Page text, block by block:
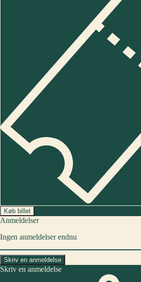
Køb billet
Anmeldelser
Ingen anmeldelser endnu
Skriv en anmeldelse
Skriv en anmeldelse